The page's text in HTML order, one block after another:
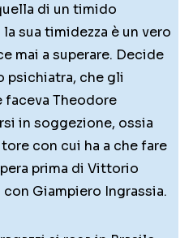
di un timido
sua timidezza è un vero
mai a superare. Decide
psichiatra, che gli
faceva Theodore
in soggezione, ossia
con cui ha a che fare
prima di Vittorio
Giampiero Ingrassia.